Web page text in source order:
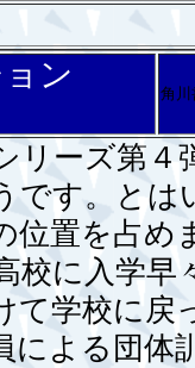
ン
角川
ーズ第４
です。とは
位置を占め
に入学早
て学校に
による団体